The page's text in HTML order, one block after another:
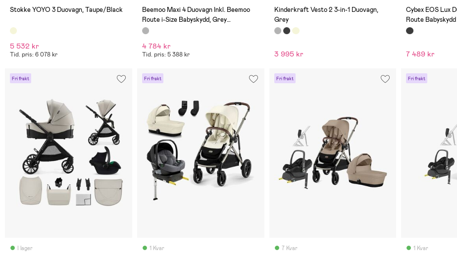
(0)
Stokke YOYO 3 Duovagn, Taupe/Black
5 532 kr
Tid. pris: 6 078 kr
(0)
Beemoo Maxi 4 Duovagn Inkl. Beemoo
Route i-Size Babyskydd, Grey
Silver/Black Stone
4 784 kr
Tid. pris: 5 388 kr
(0)
Kinderkraft Vesto 2 3-in-1 Duovagn,
Grey
3 995 kr
(0)
Cybex EOS Lux
Route
Black/Mineral
7 489 kr
Fri frakt
I lager
Fri frakt
1 Kvar
Fri frakt
7 Kvar
Fri frakt
1 Kvar